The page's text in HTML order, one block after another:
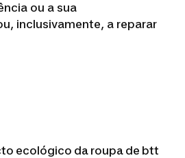
ou a sua
inclusivamente, a reparar
ecológico da roupa de btt